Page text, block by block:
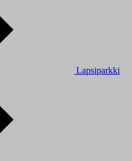
Lapsiparkki